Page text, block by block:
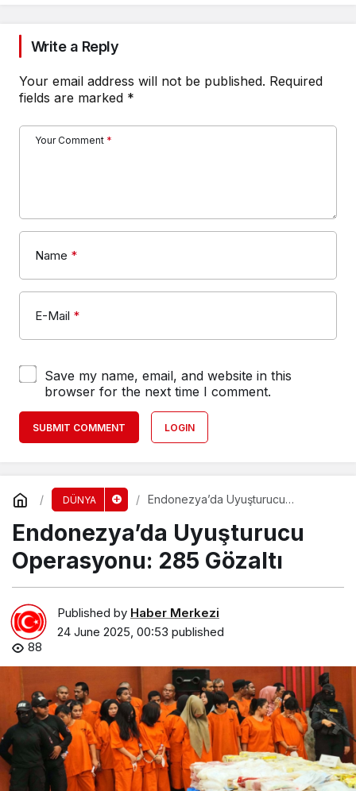
Write a Reply
Your email address will not be published. Required
fields are marked *
Your Comment *
Name *
E-Mail *
Save my name, email, and website in this
browser for the next time I comment.
SUBMIT COMMENT LOGIN
DÜNYA
Endonezya’da Uyuşturucu
Endonezya’da Uyuşturucu
Operasyonu: 285 Gözaltı
Published by Haber Merkezi
24 June 2025, 00:53 published
88